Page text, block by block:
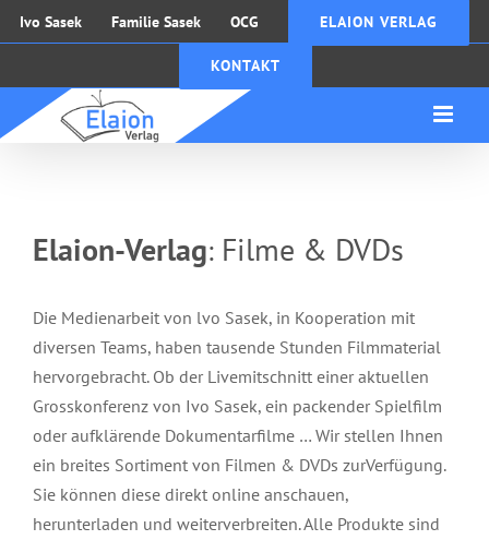
Zum
Inhalt
Ivo Sasek Familie Sasek OCG ELAION VERLAG
KONTAKT
Elaion-Verlag: Filme & DVDs
Die Medienarbeit von lvo Sasek, in Kooperation mit
diversen Teams, haben tausende Stunden Filmmaterial
hervorgebracht. Ob der Livemitschnitt einer aktuellen
Grosskonferenz von Ivo Sasek, ein packender Spielfilm
oder aufklärende Dokumentarfilme … Wir stellen Ihnen
ein breites Sortiment von Filmen & DVDs zurVerfügung.
Sie können diese direkt online anschauen,
herunterladen und weiterverbreiten. Alle Produkte sind